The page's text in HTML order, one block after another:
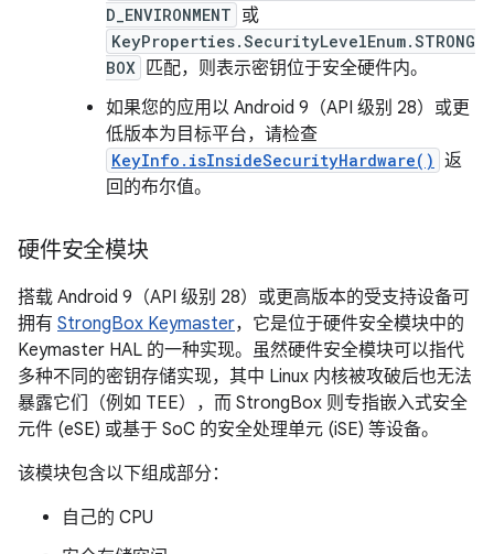
D_ENVIRONMENT 或
KeyProperties.SecurityLevelEnum.STRONG
BOX 匹配，则表示密钥位于安全硬件内。
如果您的应用以 Android 9（API 级别 28）或更
低版本为目标平台，请检查
KeyInfo.isInsideSecurityHardware() 返
回的布尔值。
硬件安全模块
搭载 Android 9（API 级别 28）或更高版本的受支持设备可
拥有 StrongBox Keymaster，它是位于硬件安全模块中的
Keymaster HAL 的一种实现。 虽然硬件安全模块可以指代
多种不同的密钥存储实现，其中 Linux 内核被攻破后也无法
暴露它们（例如 TEE），而 StrongBox 则专指嵌入式安全
元件 (eSE) 或基于 SoC 的安全处理单元 (iSE) 等设备。
该模块包含以下组成部分：
自己的 CPU